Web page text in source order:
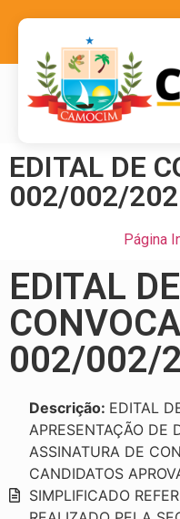
EDITAL DE
002/002/
Página
EDITAL DE
002/002/
Descrição: EDITAL
APRESENTAÇÃO DE
ASSINATURA DE
CANDIDATOS
SIMPLIFICADO